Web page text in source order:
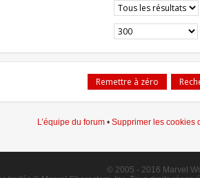
L’équipe du forum • Supprimer les cookies
© 2005 - 2016 Marvel